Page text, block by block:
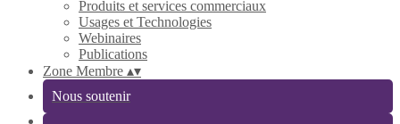
Produits et services commerciaux
Usages et Technologies
Webinaires
Publications
Zone Membre ▴▾
Nous soutenir